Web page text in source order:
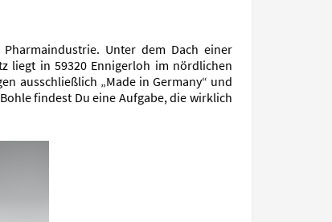
Unter dem Dach einer
liegt in 59320 Ennigerloh im nördlichen
ausschließlich „Made in Germany“ und
findest Du eine Aufgabe, die wirklich